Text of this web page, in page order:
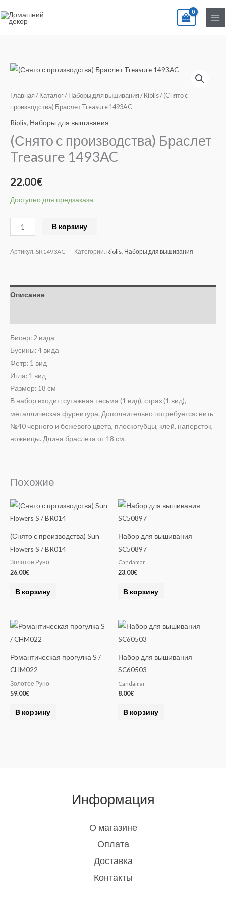
к
Главная / Каталог/ Наборы для вышивания / Riolis/ (Снято с
производства) Браслет Treasure 1493AC
Riolis, Наборы для вышивания
(Снято с производства) Браслет
Treasure 1493AC
22.00€
Доступно для предзаказа
Количество
(Снято
с
производства)
Treasure
1493AC
В корзину
Артикул: SR1493AC Категории: Riolis Наборы для вышивания
Описание
Бисер: 2 вида
Бусины: 4 вида
Фетр: 1 вид
Игла: 1 вид
Размер: 18 см
В набор входит: сутажная тесьма (1 вид), страз (1 вид),
металлическая фурнитура. Дополнительно потребуется: нить
№40 черного и бежевого цвета, плоскогубцы, клей, наперсток,
ножницы. Длина браслета от 18 см.
Похожие
(Снято с производства) Sun
Flowers S / BR014
Золотое Руно
26.00€
В корзину
Набор для вышивания
SC50897
Candamar
23.00€
В корзину
Романтическая прогулка S /
CHM022
Золотое Руно
59.00€
В корзину
Набор для вышивания
SC60503
Candamar
8.00€
В корзину
Информация
О магазине
Оплата
Доставка
Контакты